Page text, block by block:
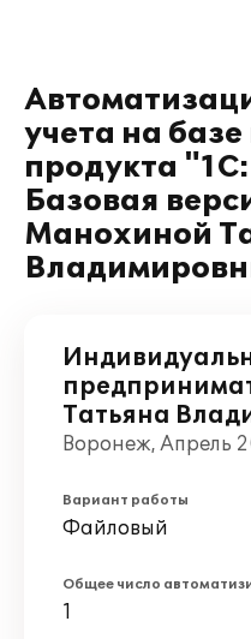
учета на
продукта
Базовая
Манохиной
Татьяна
Воронеж, Апрель
Вариант работы
Файловый
Общее число
1